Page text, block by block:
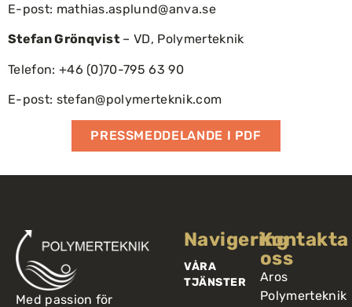
E-post: mathias.asplund@anva.se
Stefan Grönqvist – VD, Polymerteknik
Telefon: +46 (0)70-795 63 90
E-post: stefan@polymerteknik.com
PRESSMEDDELANDE I PDF
Med passion för
Navigering
VÅRA
TJÄNSTER
Kontakta
oss
Aros
Polymerteknik